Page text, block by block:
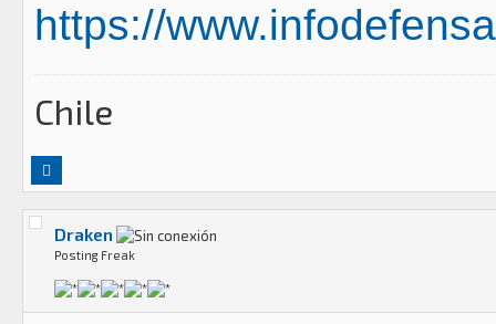
https://
Chile
Draken
Posting Freak